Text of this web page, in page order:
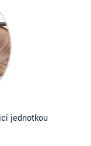
jednotkou